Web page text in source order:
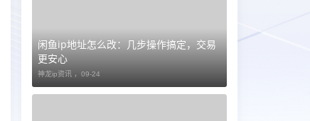
闲鱼ip地址怎么改：几步操作搞定，交易
更安心
神龙ip资讯 ， 09-24